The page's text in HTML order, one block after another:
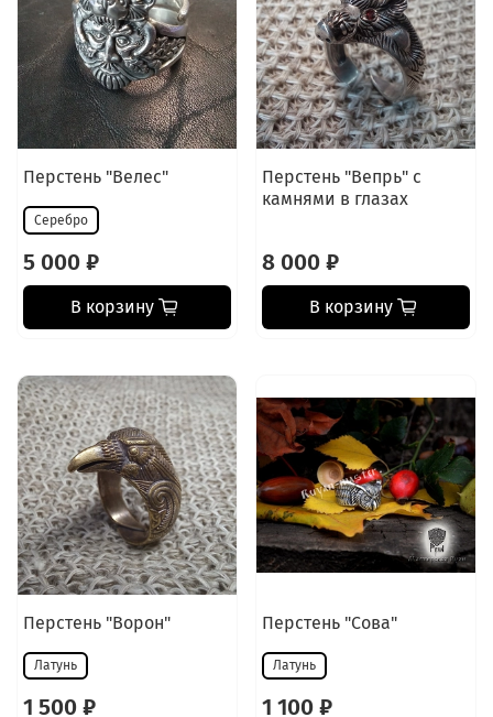
Перстень "Велес"
Серебро
5 000 ₽
В корзину
Перстень "Вепрь" с
камнями в глазах
8 000 ₽
В корзину
Перстень "Ворон"
Латунь
1 500 ₽
Перстень "Сова"
Латунь
1 100 ₽